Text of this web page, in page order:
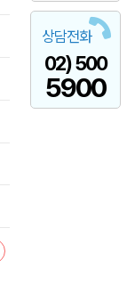
상담전화
02) 500
5900